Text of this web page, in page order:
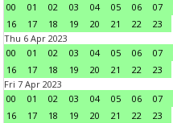
00
01 02 03 04 05 06 07
16
17 18 19 20 21 22
23
Thu 6 Apr 2023
00
01 02 03 04 05 06 07
16
17 18 19 20 21 22
23
Fri 7 Apr 2023
00
01 02 03 04 05 06 07
16
17 18 19 20 21 22
23